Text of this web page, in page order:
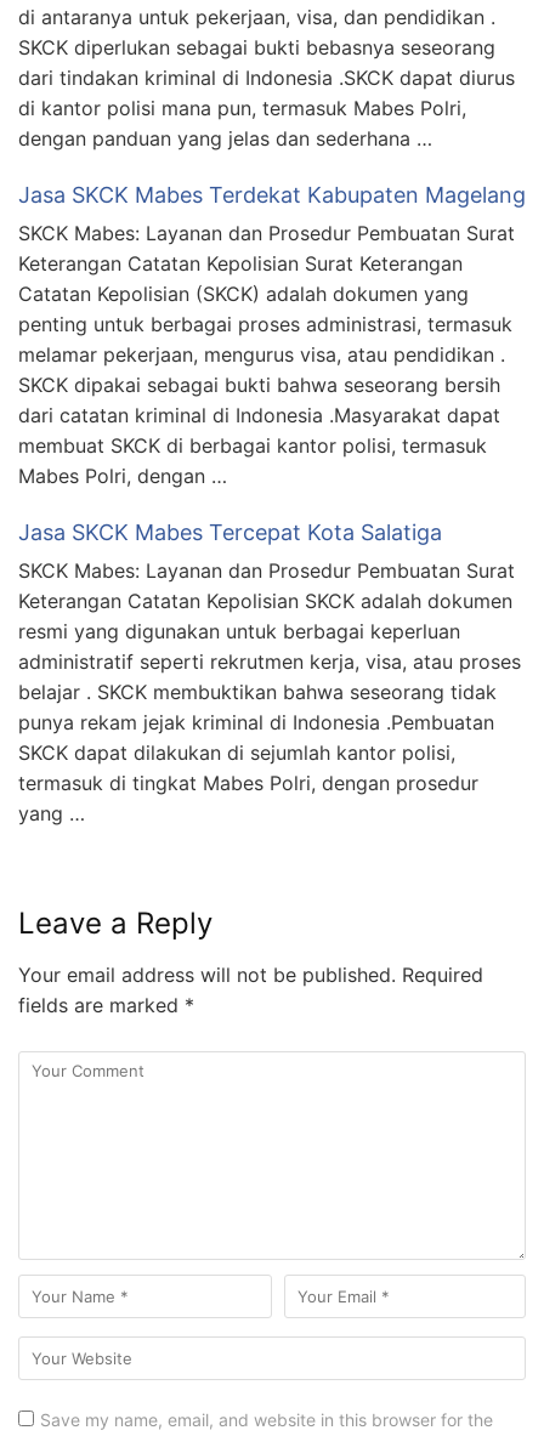
di antaranya untuk pekerjaan, visa, dan pendidikan .
SKCK diperlukan sebagai bukti bebasnya seseorang
dari tindakan kriminal di Indonesia .SKCK dapat diurus
di kantor polisi mana pun, termasuk Mabes Polri,
dengan panduan yang jelas dan sederhana …
Jasa SKCK Mabes Terdekat Kabupaten Magelang
SKCK Mabes: Layanan dan Prosedur Pembuatan Surat
Keterangan Catatan Kepolisian Surat Keterangan
Catatan Kepolisian (SKCK) adalah dokumen yang
penting untuk berbagai proses administrasi, termasuk
melamar pekerjaan, mengurus visa, atau pendidikan .
SKCK dipakai sebagai bukti bahwa seseorang bersih
dari catatan kriminal di Indonesia .Masyarakat dapat
membuat SKCK di berbagai kantor polisi, termasuk
Mabes Polri, dengan …
Jasa SKCK Mabes Tercepat Kota Salatiga
SKCK Mabes: Layanan dan Prosedur Pembuatan Surat
Keterangan Catatan Kepolisian SKCK adalah dokumen
resmi yang digunakan untuk berbagai keperluan
administratif seperti rekrutmen kerja, visa, atau proses
belajar . SKCK membuktikan bahwa seseorang tidak
punya rekam jejak kriminal di Indonesia .Pembuatan
SKCK dapat dilakukan di sejumlah kantor polisi,
termasuk di tingkat Mabes Polri, dengan prosedur
yang …
Leave a Reply
Your email address will not be published. Required
fields are marked *
Save my name, email, and website in this browser for the